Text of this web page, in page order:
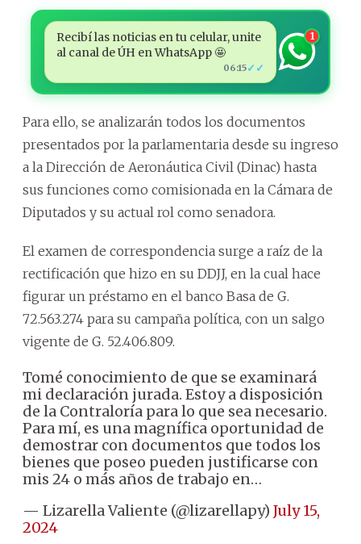
Recibí las noticias en tu celular, unite
al canal de ÚH en WhatsApp 🤩
06:15✓✓
1
Para ello, se analizarán todos los documentos
presentados por la parlamentaria desde su ingreso
a la Dirección de Aeronáutica Civil (Dinac) hasta
sus funciones como comisionada en la Cámara de
Diputados y su actual rol como senadora.
El examen de correspondencia surge a raíz de la
rectificación que hizo en su DDJJ, en la cual hace
figurar un préstamo en el banco Basa de G.
72.563.274 para su campaña política, con un salgo
vigente de G. 52.406.809.
Tomé conocimiento de que se examinará
mi declaración jurada. Estoy a disposición
de la Contraloría para lo que sea necesario.
Para mí, es una magnífica oportunidad de
demostrar con documentos que todos los
bienes que poseo pueden justificarse con
mis 24 o más años de trabajo en…
— Lizarella Valiente (@lizarellapy) July 15,
2024